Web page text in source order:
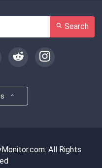
Search
All Rights